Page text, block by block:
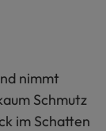
nimmt
Schmutz
im Schatten